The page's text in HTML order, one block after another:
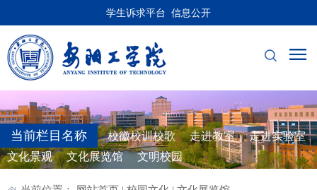
学生诉求平台 信息公开
当前栏目名称 校徽校训校歌 走进教室
走进实验室
文化景观
文化展览馆 文明校园